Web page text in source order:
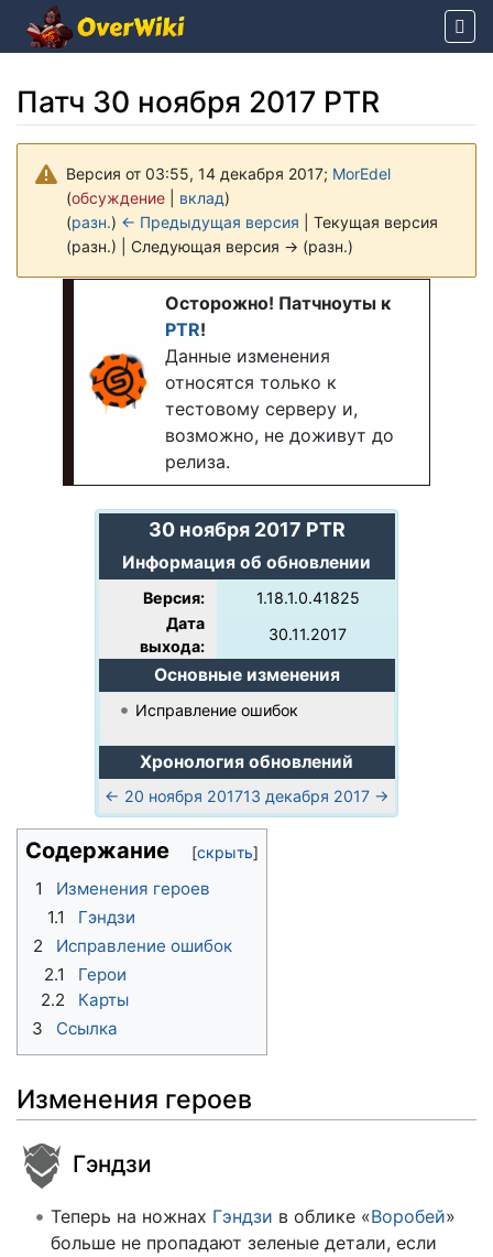
Патч 30 ноября 2017 PTR
Версия от 03:55, 14 декабря 2017; MorEdel
(обсуждение вклад)
(разн.) ← Предыдущая версия | Текущая версия
(разн.) | Следующая версия → (разн.)
Осторожно! Патчноуты к
PTR!
Данные изменения
относятся только к
тестовому серверу и,
возможно, не доживут до
релиза.
30 ноября 2017 PTR
Информация об обновлении
Версия:
1.18.1.0.41825
Дата
выхода:
30.11.2017
Основные изменения
Исправление ошибок
Хронология обновлений
← 20 ноября 201713 декабря 2017 →
Содержание
1
Изменения героев
1.1
Гэндзи
2
Исправление ошибок
2.1
Герои
2.2
Карты
3
Ссылка
Изменения героев
Гэндзи
Теперь на ножнах Гэндзи в облике «Воробей»
больше не пропадают зеленые детали, если